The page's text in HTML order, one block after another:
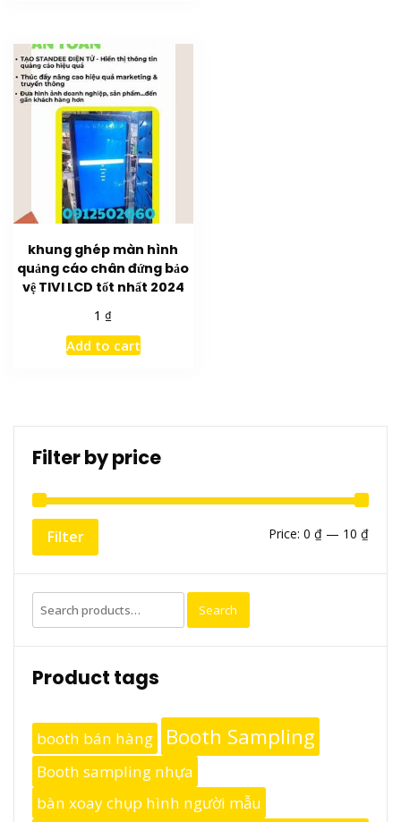
khung ghép màn hình
quảng cáo chân đứng bảo
vệ TIVI LCD tốt nhất 2024
1 ₫
Add to cart
Filter by price
Min
Max
Filter Price: 0 ₫ — 10 ₫
Search
for:
Search
Product tags
booth bán hàng Booth Sampling
Booth sampling nhựa
bàn xoay chụp hình người mẫu